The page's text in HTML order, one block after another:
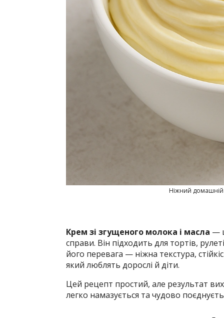
Ніжний домашній
Крем зі згущеного молока і масла —
справи. Він підходить для тортів,
його перевага — ніжна текстура,
який люблять дорослі й діти.
Цей рецепт простий, але результат
легко намазується та чудово